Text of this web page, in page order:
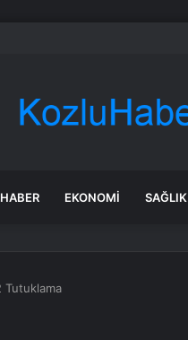
Görevine Dönüşü
HABER EKONOMI SAĞLIK
Tutuklama